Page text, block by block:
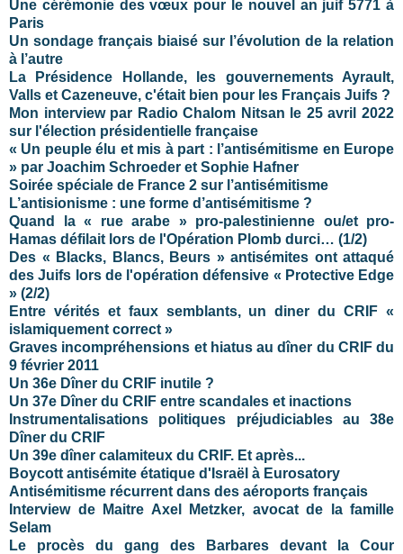
Une cérémonie des vœux pour le nouvel an juif 5771 à
Paris
Un sondage français biaisé sur l’évolution de la relation
à l’autre
La Présidence Hollande, les gouvernements Ayrault,
Valls et Cazeneuve, c'était bien pour les Français Juifs ?
Mon interview par Radio Chalom Nitsan le 25 avril 2022
sur l'élection présidentielle française
« Un peuple élu et mis à part : l’antisémitisme en Europe
» par Joachim Schroeder et Sophie Hafner
Soirée spéciale de France 2 sur l’antisémitisme
L’antisionisme : une forme d’antisémitisme ?
Quand la « rue arabe » pro-palestinienne ou/et pro-
Hamas défilait lors de l'Opération Plomb durci… (1/2)
Des « Blacks, Blancs, Beurs » antisémites ont attaqué
des Juifs lors de l'opération défensive « Protective Edge
» (2/2)
Entre vérités et faux semblants, un diner du CRIF «
islamiquement correct »
Graves incompréhensions et hiatus au dîner du CRIF du
9 février 2011
Un 36e Dîner du CRIF inutile ?
Un 37e Dîner du CRIF entre scandales et inactions
Instrumentalisations politiques préjudiciables au 38e
Dîner du CRIF
Un 39e dîner calamiteux du CRIF. Et après...
Boycott antisémite étatique d'Israël à Eurosatory
Antisémitisme récurrent dans des aéroports français
Interview de Maitre Axel Metzker, avocat de la famille
Selam
Le procès du gang des Barbares devant la Cour